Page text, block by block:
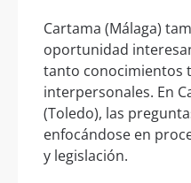
Cartama (Málaga)
oportunidad
tanto conocimientos
interpersonales. En
(Toledo), las
enfocándose en
y legislación.